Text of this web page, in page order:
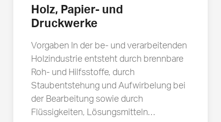
Holz, Papier- und
Druckwerke
Vorgaben In der be- und verarbeitenden
Holzindustrie entsteht durch brennbare
Roh- und Hilfsstoffe, durch
Staubentstehung und Aufwirbelung bei
der Bearbeitung sowie durch
Flüssigkeiten, Lösungsmitteln…